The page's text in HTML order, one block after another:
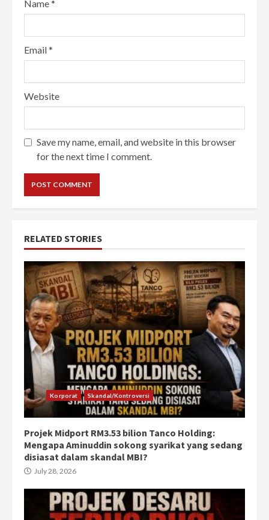
Name*
Email*
Website
Save my name, email, and website in this browser
for the next time I comment.
RELATED STORIES
Korporat Skandal/Kontroversi
Projek Midport RM3.53 bilion Tanco Holding:
Mengapa Aminuddin sokong syarikat yang sedang
disiasat dalam skandal MBI?
July 28, 2026